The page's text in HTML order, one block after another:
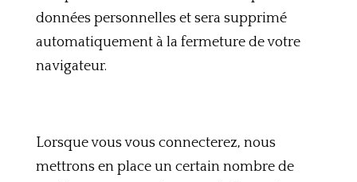
données personnelles et sera supprimé
automatiquement à la fermeture de votre
navigateur.
Lorsque vous vous connecterez, nous
mettrons en place un certain nombre de